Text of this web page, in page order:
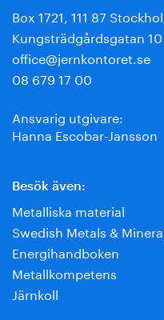
Box 1721, 111 87
Kungsträdgårdsgatan 10
office@jernkontoret.se
08 679 17 00
Ansvarig utgivare:
Hanna Escobar-Jansson
Besök även:
Metalliska material
Swedish Metals &
Energihandboken
Metallkompetens
Järnkoll